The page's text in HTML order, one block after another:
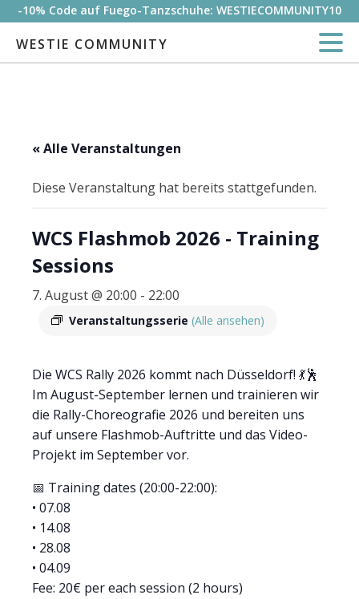
-10% Code auf Fuego-Tanzschuhe: WESTIECOMMUNITY10
WESTIE COMMUNITY
« Alle Veranstaltungen
Diese Veranstaltung hat bereits stattgefunden.
WCS Flashmob 2026 - Training
Sessions
7. August @ 20:00 - 22:00
Veranstaltungsserie (Alle ansehen)
Die WCS Rally 2026 kommt nach Düsseldorf! 💃🕺
Im August-September lernen und trainieren wir
die Rally-Choreografie 2026 und bereiten uns
auf unsere Flashmob-Auftritte und das Video-
Projekt im September vor.
📅 Training dates (20:00-22:00):
• 07.08
• 14.08
• 28.08
• 04.09
Fee: 20€ per each session (2 hours)